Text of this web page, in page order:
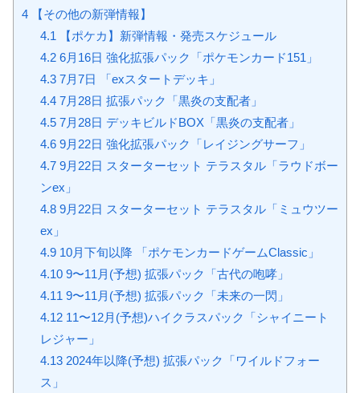
4 【その他の新弾情報】
4.1 【ポケカ】新弾情報・発売スケジュール
4.26月16日 強化拡張パック「ポケモンカード151」
4.37月7日 「exスタートデッキ」
4.47月28日 拡張パック「黒炎の支配者」
4.57月28日 デッキビルドBOX「黒炎の支配者」
4.69月22日 強化拡張パック「レイジングサーフ」
4.79月22日 スターターセット テラスタル「ラウドボー
ンex」
4.89月22日 スターターセット テラスタル「ミュウツー
ex」
4.910月下旬以降 「ポケモンカードゲームClassic」
4.109〜11月(予想) 拡張パック「古代の咆哮」
4.11 9〜11月(予想) 拡張パック「未来の一閃」
4.1211〜12月(予想)ハイクラスパック「シャイニート
レジャー」
4.132024年以降(予想) 拡張パック「ワイルドフォー
ス」